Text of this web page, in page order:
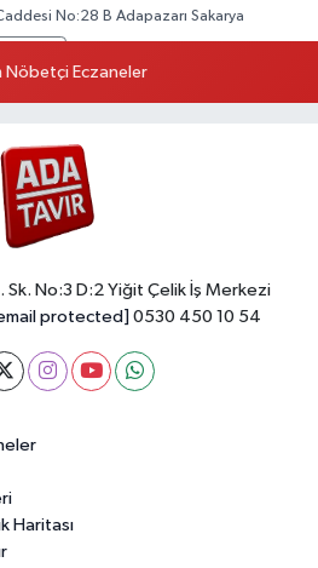
No:28 B Adapazarı Sakarya
Caddesi No:31 16 Adapazarı Sakarya
Tarifi Al
Nöbetçi Eczaneler
Sk. No:3 D:2 Yiğit Çelik İş Merkezi
protected] 0530 450 10 54
Haritası